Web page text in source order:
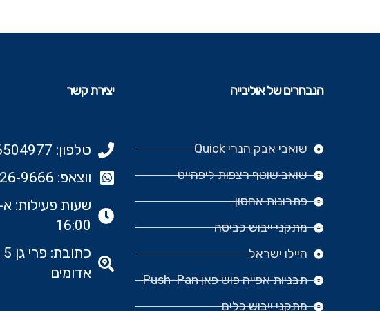
הנבחרים של אוליבייה
שואבי אבק הנרי Quick
שואב שוטף רצפות ליפהייט
פתרונות אחסון
מתקני ייבוש כביסה
היילו ישראל
תבניות אפייה פוש פאן Push-Pan
מתקני ייבוש כלים
יצירת קשר
טלפון: 02-6504977
ווצאפ: 050-526-9666‬
16:00
אדומים